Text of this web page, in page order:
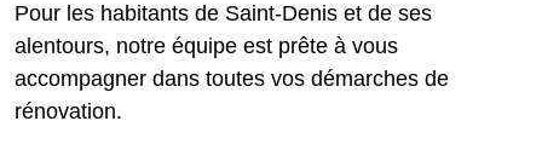
Pour les habitants de Saint-Denis et de ses
alentours, notre équipe est prête à vous
accompagner dans toutes vos démarches de
rénovation.